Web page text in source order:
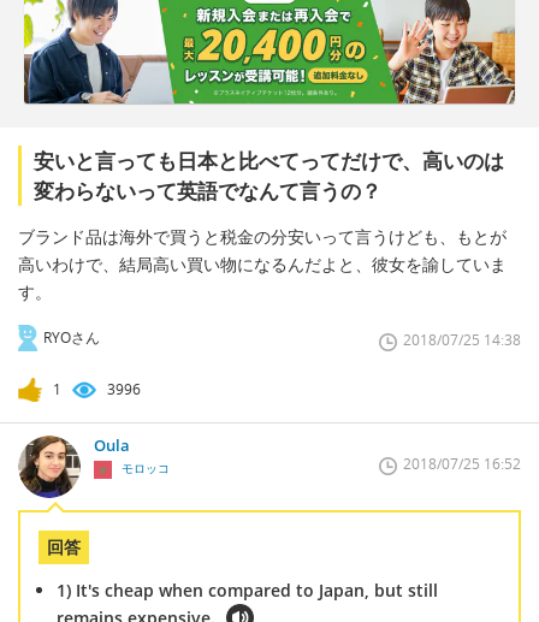
安いと言っても日本と比べてってだけで、高いのは
変わらないって英語でなんて言うの？
ブランド品は海外で買うと税金の分安いって言うけども、もとが
高いわけで、結局高い買い物になるんだよと、彼女を諭していま
す。
RYOさん 2018/07/25 14:38
1 3996
Oula
モロッコ 2018/07/25 16:52
回答
1) It's cheap when compared to Japan, but still